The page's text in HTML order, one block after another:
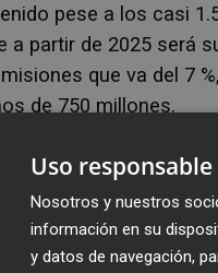
pese a los casi
a partir de 2025 será
que va del 7
de 750 millones.
del país han
los tipos de interés
variables.
Uso
Nosotros y nuestros
información en su
y datos de navegación,